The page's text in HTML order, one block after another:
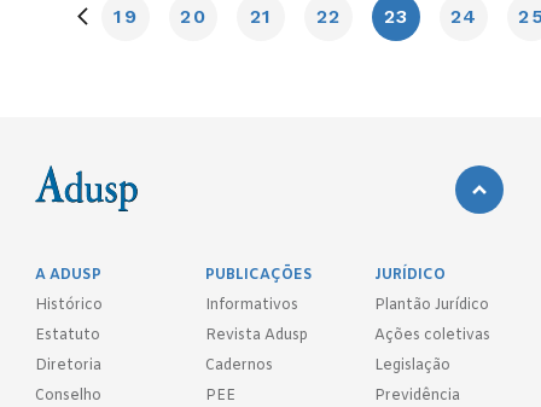
19 20 21 22 23 24
A ADUSP
Histórico
Estatuto
Diretoria
Conselho
PUBLICAÇÕES
Informativos
Revista Adusp
Cadernos
PEE
JURÍDICO
Plantão Jurídico
Ações coletivas
Legislação
Previdência